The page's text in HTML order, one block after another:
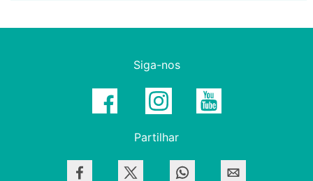
Siga-nos
Partilhar